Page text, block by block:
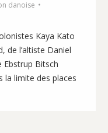
danoise
Kaya Kato
de l’altiste Daniel
Ebstrup Bitsch
la limite des places